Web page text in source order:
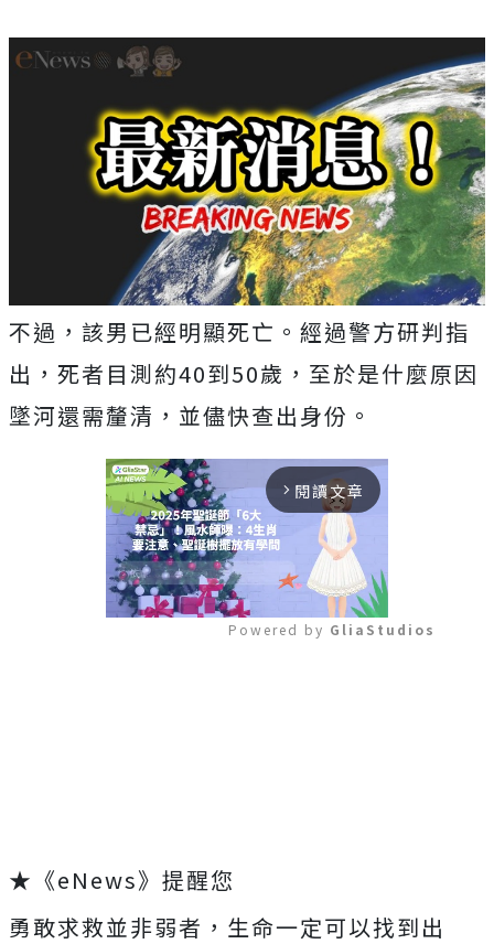
不過，該男已經明顯死亡。經過警方研判指
出，死者目測約40到50歲，至於是什麼原因
墜河還需釐清，並儘快查出身份。
arrow_forward_ios 閱讀文章
Powered by GliaStudios
★《eNews》提醒您
勇敢求救並非弱者，生命一定可以找到出